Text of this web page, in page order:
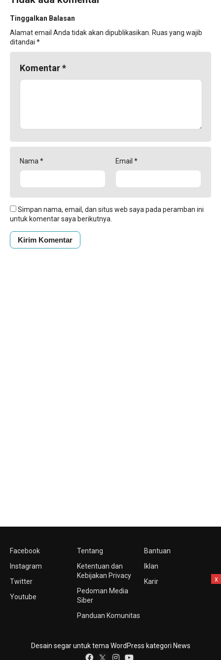
Tinggalkan Balasan
Alamat email Anda tidak akan dipublikasikan. Ruas yang wajib
ditandai *
Komentar*
Nama * Email *
Simpan nama, email, dan situs web saya pada peramban ini
untuk komentar saya berikutnya.
Facebook
Instagram
Twitter
Youtube
Tentang
Ketentuan dan
Kebijakan Privacy
Pedoman Media
Siber
Panduan Komunitas
Bantuan
Iklan
Karir
Desain segar untuk tema WordPress kategori News
x